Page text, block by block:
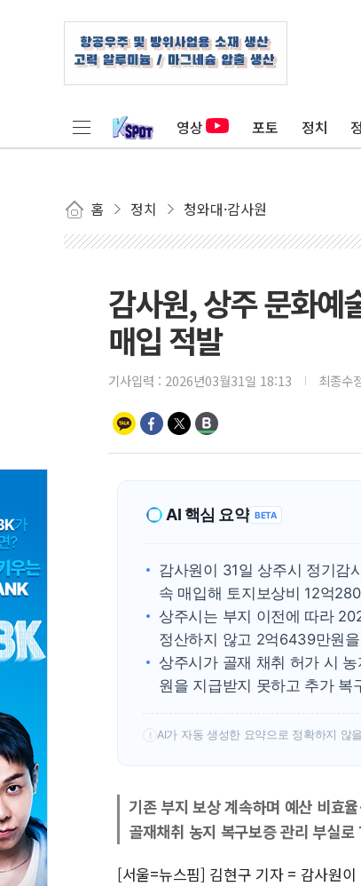
영상 포토 정치
홈 정치 청와대·감사원
감사원, 상주 문화예
매입 적발
기사입력 : 2026년03월31일 18:13 최종수
AI 핵심 요약 BETA
감사원이 31일 상주시 정기감
속 매입해 토지보상비 12억
상주시는 부지 이전에 따라
정산하지 않고 2억6439만원
상주시가 골재 채취 허가 시
원을 지급받지 못하고 추가 복
! AI가 자동 생성한 요약으로 정확하지 않
기존 부지 보상 계속하며 예산 비효
골재채취 농지 복구보증 관리 부실
[서울=뉴스핌] 김현구 기자 = 감사원